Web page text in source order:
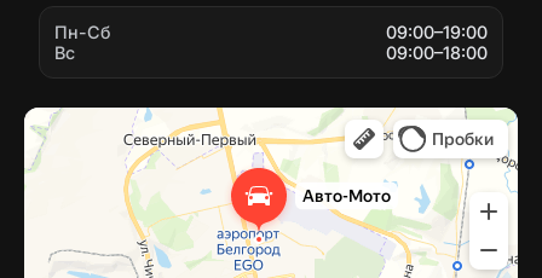
Пн-Сб
09:00–19:00
Вс
09:00–18:00